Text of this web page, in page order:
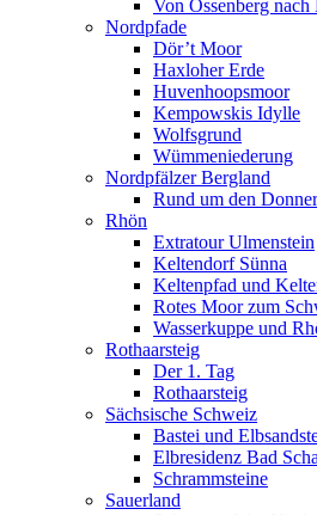
Von Ossenberg nach
Nordpfade
Dör’t Moor
Haxloher Erde
Huvenhoopsmoor
Kempowskis Idylle
Wolfsgrund
Wümmeniederung
Nordpfälzer Bergland
Rund um den
Rhön
Extratour Ulmenstein
Keltendorf Sünna
Keltenpfad und
Rotes Moor zum
Wasserkuppe und
Rothaarsteig
Der 1. Tag
Rothaarsteig
Sächsische Schweiz
Bastei und
Elbresidenz Bad
Schrammsteine
Sauerland